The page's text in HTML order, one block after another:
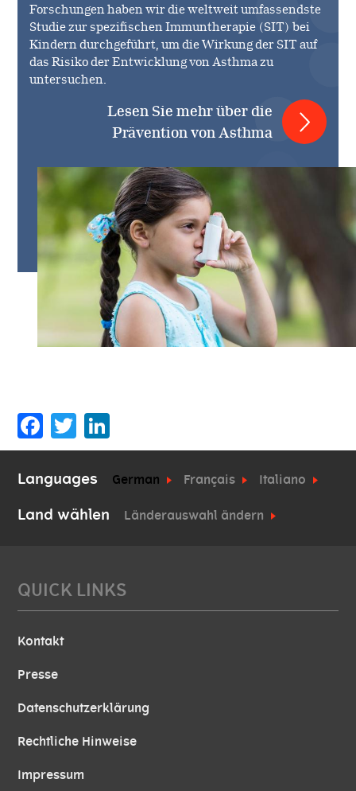
Forschungen haben wir die weltweit umfassendste
Studie zur spezifischen Immuntherapie (SIT) bei
Kindern durchgeführt, um die Wirkung der SIT auf
das Risiko der Entwicklung von Asthma zu
untersuchen.
Lesen Sie mehr über die
Prävention von Asthma
Facebook
Twitter
Languages German Français Italiano
Land wählen Länderauswahl ändern
QUICK LINKS
Kontakt
Presse
Datenschutzerklärung
Rechtliche Hinweise
Impressum